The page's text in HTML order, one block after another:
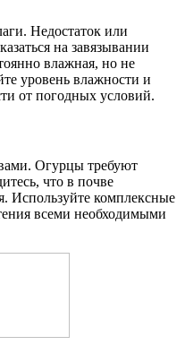
Недостаток или
на завязывании
влажная, но не
уровень влажности и
от погодных условий.
Огурцы требуют
что в почве
Используйте комплексные
всеми необходимыми